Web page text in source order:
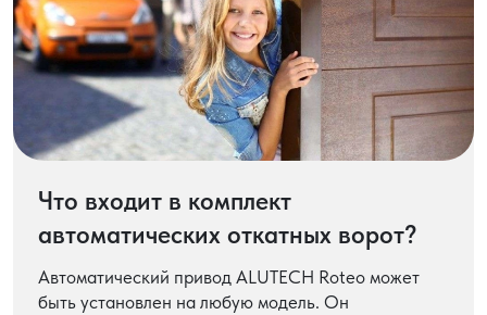
Что входит в комплект
автоматических откатных ворот?
Автоматический привод ALUTECH Roteo может
быть установлен на любую модель. Он